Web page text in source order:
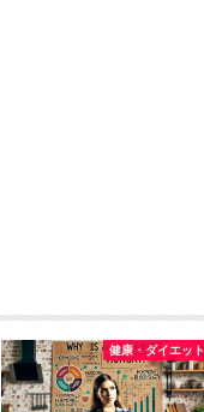
健康・ダイエット